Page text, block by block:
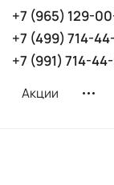
+7 (965) 129-
+7 (499) 714-
+7 (991) 714-
Акции